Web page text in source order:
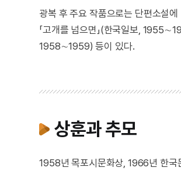
광복 후 주요 작품으로는 단편소설
「고개를 넘으면」(한국일보,
1958∼1959) 등이 있다.
상훈과 추모
1958년 목포시문화상, 1966년 한국